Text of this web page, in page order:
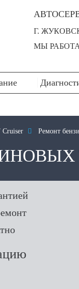
Г.
МЫ
Cruiser  Ремонт